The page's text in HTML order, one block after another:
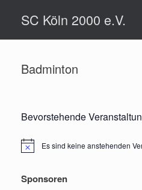
springenSC Köln 2000 e.V.
Badminton
Bevorstehende
HinweisEs sind keine anstehenden
Sponsoren